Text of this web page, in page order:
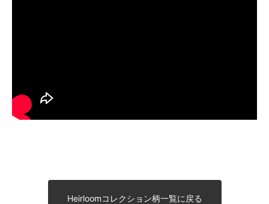
Heirloomコレクション柄一覧に戻る